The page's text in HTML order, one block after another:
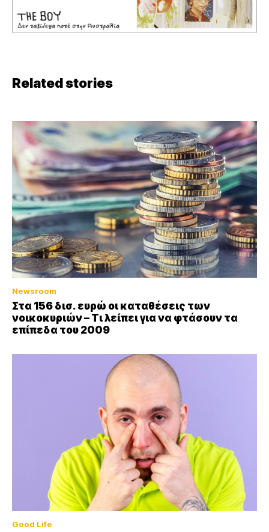
Related stories
Newsroom
Στα 156 δισ. ευρώ οι καταθέσεις των
νοικοκυριών – Τι λείπει για να φτάσουν τα
επίπεδα του 2009
Good Life